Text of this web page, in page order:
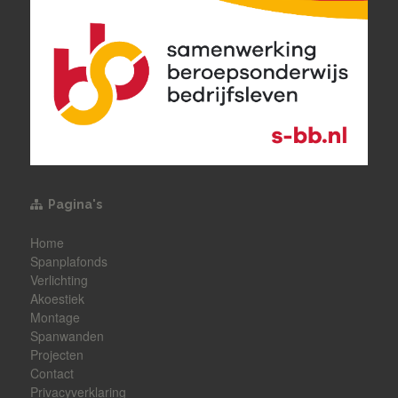
Pagina's
Home
Spanplafonds
Verlichting
Akoestiek
Montage
Spanwanden
Projecten
Contact
Privacyverklaring